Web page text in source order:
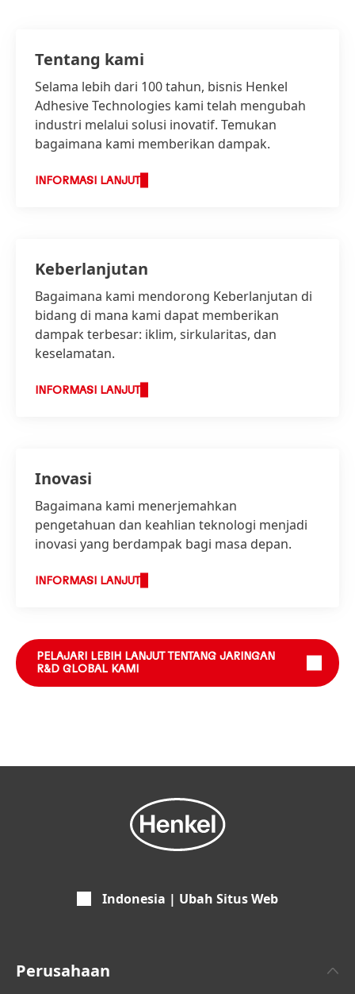
Tentang kami
Selama lebih dari 100 tahun, bisnis Henkel
Adhesive Technologies kami telah mengubah
industri melalui solusi inovatif. Temukan
bagaimana kami memberikan dampak.
INFORMASI LANJUT
Keberlanjutan
Bagaimana kami mendorong Keberlanjutan di
bidang di mana kami dapat memberikan
dampak terbesar: iklim, sirkularitas, dan
keselamatan.
INFORMASI LANJUT
Inovasi
Bagaimana kami menerjemahkan
pengetahuan dan keahlian teknologi menjadi
inovasi yang berdampak bagi masa depan.
INFORMASI LANJUT
PELAJARI LEBIH LANJUT TENTANG JARINGAN
R&D GLOBAL KAMI
Indonesia | Ubah Situs Web
Perusahaan